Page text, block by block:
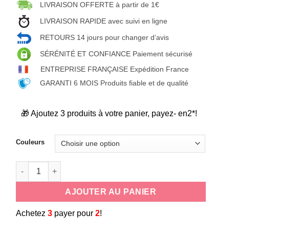
LIVRAISON OFFERTE à partir de 1€
LIVRAISON RAPIDE avec suivi en ligne
RETOURS 14 jours pour changer d’avis
SÉRÉNITÉ ET CONFIANCE Paiement sécurisé
ENTREPRISE FRANÇAISE Expédition France
GARANTI 6 MOIS Produits fiable et de qualité
🎁 Ajoutez 3 produits à votre panier, payez- en2*!
Couleurs
quantité de coque souple universelle antichoc en silicone cordon tour de
AJOUTER AU PANIER
Achetez3 payer pour2!